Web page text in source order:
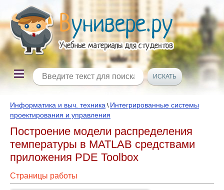
Информатика и выч. техника \ Интегрированные системы
проектирования и управления
Построение модели распределения
температуры в MATLAB средствами
приложения PDE Toolbox
Страницы работы